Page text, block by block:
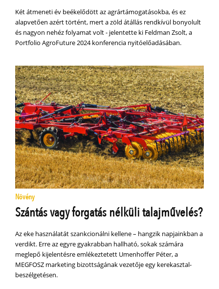
Két átmeneti év beékelődött az agrártámogatásokba, és ez
alapvetően azért történt, mert a zöld átállás rendkívül bonyolult
és nagyon nehéz folyamat volt - jelentette ki Feldman Zsolt, a
Portfolio AgroFuture 2024 konferencia nyitóelőadásában.
Növény
Szántás vagy forgatás nélküli talajművelés?
Az eke használatát szankcionálni kellene – hangzik napjainkban a
verdikt. Erre az egyre gyakrabban hallható, sokak számára
meglepő kijelentésre emlékeztetett Umenhoffer Péter, a
MEGFOSZ marketing bizottságának vezetője egy kerekasztal-
beszélgetésen.